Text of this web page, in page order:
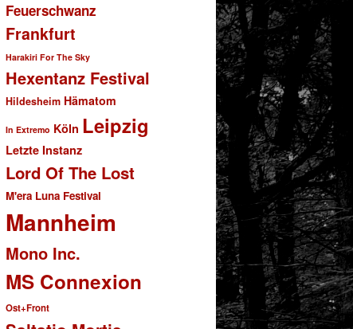
Feuerschwanz
Frankfurt
Harakiri For The Sky
Hexentanz Festival
Hildesheim Hämatom
In Extremo Köln Leipzig
Letzte Instanz
Lord Of The Lost
M'era Luna Festival
Mannheim
Mono Inc.
MS Connexion
Ost+Front